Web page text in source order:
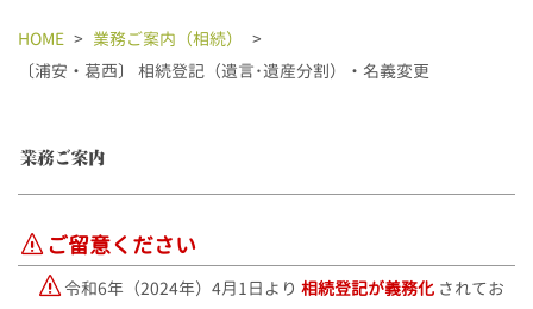
HOME > 業務ご案内（相続）
>
〔浦安・葛西〕 相続登記（遺言･遺産分割）・名義変更
ご留意ください
令和6年（2024年）4月1日より 相続登記が義務化 されてお